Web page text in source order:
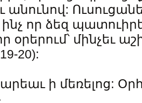
անու­նով:
ինչ որ ձեզ
օրե­րում՝ մին­չեւ
20):
ի մեռելոց: